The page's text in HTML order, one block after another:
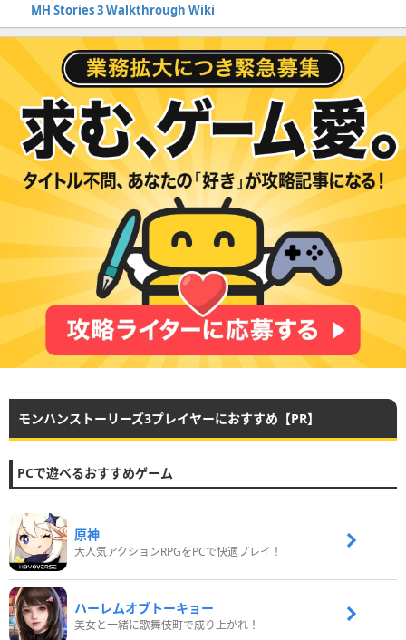
MH Stories 3 Walkthrough Wiki
モンハンストーリーズ3プレイヤーにおすすめ【PR】
PCで遊べるおすすめゲーム
原神
大人気アクションRPGをPCで快適プレイ！
ハーレムオブトーキョー
美女と一緒に歌舞伎町で成り上がれ！